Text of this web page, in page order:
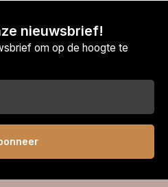
nieuwsbrief!
om op de hoogte te